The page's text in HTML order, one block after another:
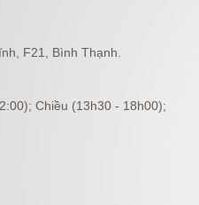
F21, Bình Thạnh.
Chiều (13h30 - 18h00);